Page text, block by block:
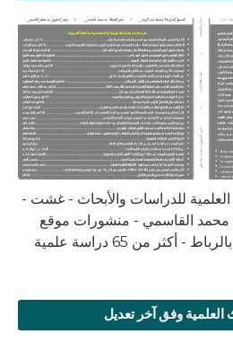
العلمية للدراسات والأبحاث - غشت -
ذ محمد القاسمي - منشورات موقع
من 65 دراسة علمية
وفق آخر تعديل